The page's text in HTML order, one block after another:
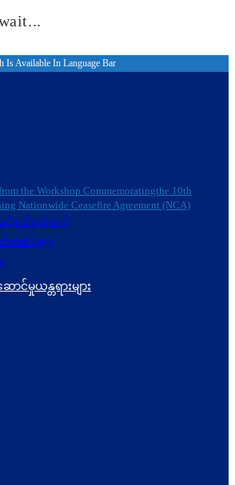
Is Available In Language Bar
the Workshop Commemoratingthe 10th
Nationwide Ceasefire Agreement (NCA)
င့်ရည်ရွယ်ချက်
ဆိပ်များ
ောင်မှုယန္တရားများ